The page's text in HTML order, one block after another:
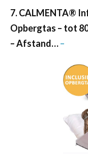
7. CALMENTA®
Opbergtas – tot
– Afstand…–